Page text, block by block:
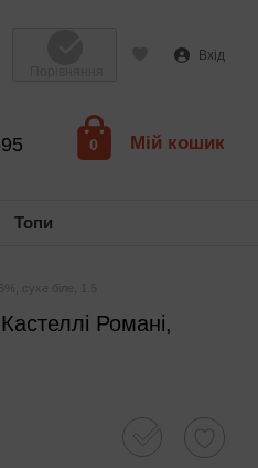
Вхід
0 Мій кошик
Топи
сухе біле, 1.5
Романі,